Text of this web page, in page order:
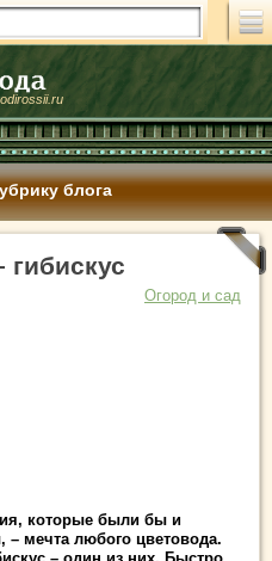
блога
гибискус
Огород и сад
которые были бы и
мечта любого цветовода.